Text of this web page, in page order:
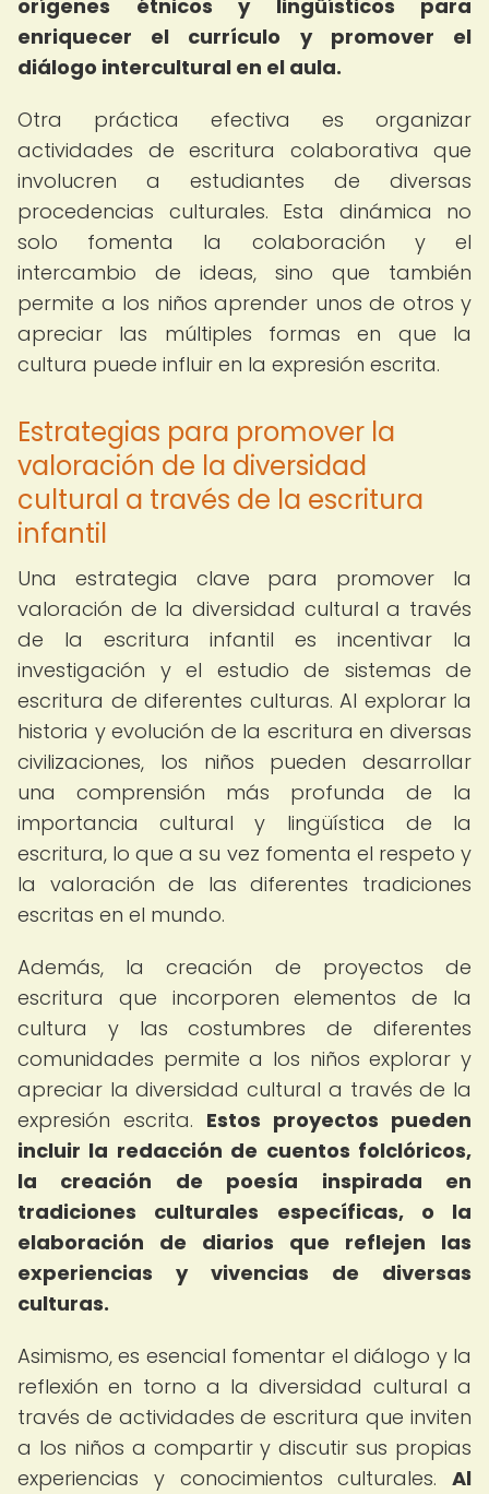
orígenes étnicos y lingüísticos para
enriquecer el currículo y promover el
diálogo intercultural en el aula.
Otra práctica efectiva es organizar
actividades de escritura colaborativa que
involucren a estudiantes de diversas
procedencias culturales. Esta dinámica no
solo fomenta la colaboración y el
intercambio de ideas, sino que también
permite a los niños aprender unos de otros y
apreciar las múltiples formas en que la
cultura puede influir en la expresión escrita.
Estrategias para promover la
valoración de la diversidad
cultural a través de la escritura
infantil
Una estrategia clave para promover la
valoración de la diversidad cultural a través
de la escritura infantil es incentivar la
investigación y el estudio de sistemas de
escritura de diferentes culturas. Al explorar la
historia y evolución de la escritura en diversas
civilizaciones, los niños pueden desarrollar
una comprensión más profunda de la
importancia cultural y lingüística de la
escritura, lo que a su vez fomenta el respeto y
la valoración de las diferentes tradiciones
escritas en el mundo.
Además, la creación de proyectos de
escritura que incorporen elementos de la
cultura y las costumbres de diferentes
comunidades permite a los niños explorar y
apreciar la diversidad cultural a través de la
expresión escrita. Estos proyectos pueden
incluir la redacción de cuentos folclóricos,
la creación de poesía inspirada en
tradiciones culturales específicas, o la
elaboración de diarios que reflejen las
experiencias y vivencias de diversas
culturas.
Asimismo, es esencial fomentar el diálogo y la
reflexión en torno a la diversidad cultural a
través de actividades de escritura que inviten
a los niños a compartir y discutir sus propias
experiencias y conocimientos culturales. Al